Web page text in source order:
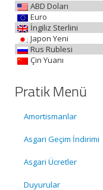
ABD Doları
Euro
İngiliz Sterlini
Japon Yeni
Rus Rublesi
Çin Yuanı
Pratik Menü
Amortismanlar
Asgari Geçim İndirimi
Asgari Ücretler
Duyurular